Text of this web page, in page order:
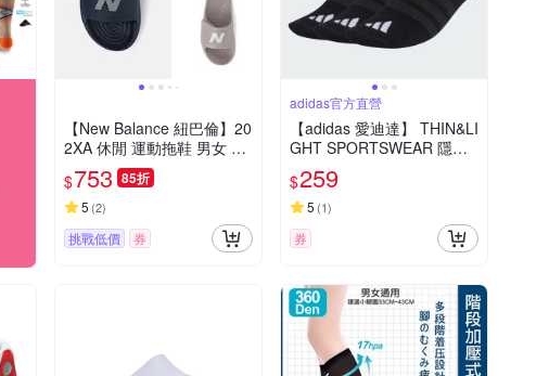
【New Balance 紐巴倫】20
2XA 休閒 運動拖鞋 男女 A-
SMASPTC1 B-W202X7RM
$753 85折
5 (2)
挑戰低價 券
adidas官方直營
【adidas 愛迪達】 THIN&LI
GHT SPORTSWEAR 隱形
襪 3 雙入 男/女 KD6719
$259
5 (1)
券